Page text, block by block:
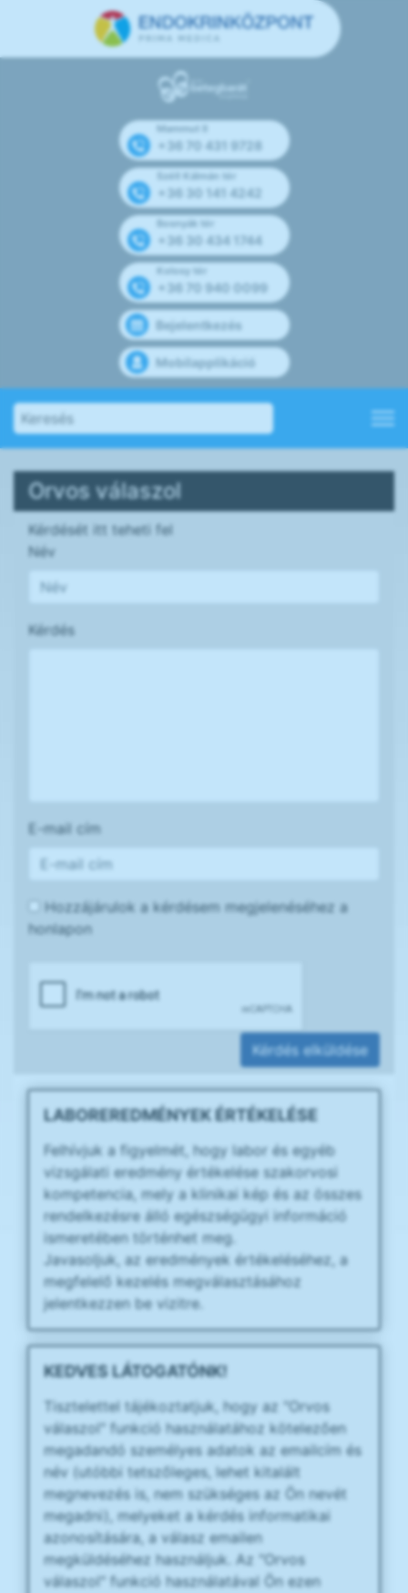
Mammut II
+36 70 431 9728
Széll Kálmán tér
+36 30 141 4242
Bosnyák tér
+36 30 434 1744
Kolosy tér
+36 70 940 0099
Bejelentkezés
Mobilapplikáció
Orvos válaszol
Kérdését itt teheti fel
Név
Kérdés
E-mail cím
Hozzájárulok a kérdésem megjelenéséhez a
honlapon
Kérdés elküldése
LABOREREDMÉNYEK ÉRTÉKELÉSE
Felhívjuk a figyelmét, hogy labor és egyéb
vizsgálati eredmény értékelése szakorvosi
kompetencia, mely a klinikai kép és az összes
rendelkezésre álló egészségügyi információ
ismeretében történhet meg.
Javasoljuk, az eredmények értékeléséhez, a
megfelelő kezelés megválasztásához
jelentkezzen be vizitre.
KEDVES LÁTOGATÓNK!
Tisztelettel tájékoztatjuk, hogy az "Orvos
válaszol" funkció használatához kötelezően
megadandó személyes adatok az emailcím és
név (utóbbi tetszőleges, lehet kitalált
megnevezés is, nem szükséges az Ön nevét
megadni), melyeket a kérdés informatikai
azonosítására, a válasz emailen
megküldéséhez használjuk. Az "Orvos
válaszol" funkció használatával Ön ezen